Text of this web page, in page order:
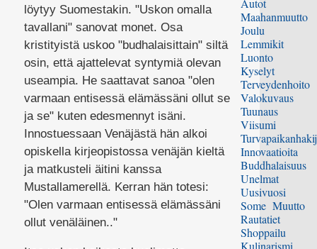
löytyy Suomestakin. "Uskon omalla
tavallani" sanovat monet. Osa
kristityistä uskoo "budhalaisittain" siltä
osin, että ajattelevat syntymiä olevan
useampia. He saattavat sanoa "olen
varmaan entisessä elämässäni ollut se
ja se" kuten edesmennyt isäni.
Innostuessaan Venäjästä hän alkoi
opiskella kirjeopistossa venäjän kieltä
ja matkusteli äitini kanssa
Mustallamerellä. Kerran hän totesi:
"Olen varmaan entisessä elämässäni
ollut venäläinen.."
Autot
Maahanmuutto
Joulu
Lemmikit
Luonto
Kyselyt
Terveydenhoito
Valokuvaus
Tuunaus
Viisumi
Innovaatioita
Buddhalaisuus
Unelmat
Uusivuosi
Some Muutto
Rautatiet
Shoppailu